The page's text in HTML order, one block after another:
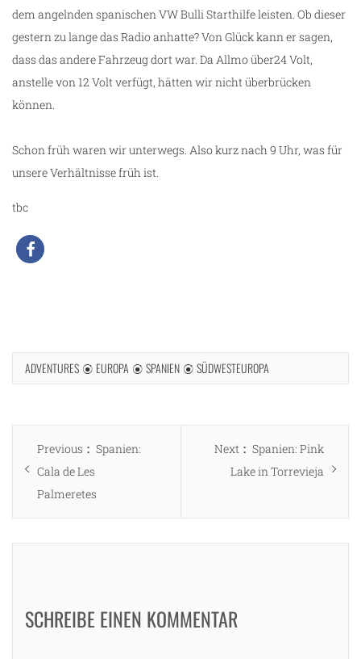
dem angelnden spanischen VW Bulli Starthilfe leisten. Ob dieser
gestern zu lange das Radio anhatte? Von Glück kann er sagen,
dass das andere Fahrzeug dort war. Da Allmo über24 Volt,
anstelle von 12 Volt verfügt, hätten wir nicht überbrücken
können.
Schon früh waren wir unterwegs. Also kurz nach 9 Uhr, was für
unsere Verhältnisse früh ist.
tbc
ADVENTURES EUROPA SPANIEN SÜDWESTEUROPA
Beitragsnavigation
Previous
Previous
Spanien:
Cala de Les
Palmeretes
Next
Next
post:
Spanien: Pink
Lake in Torrevieja
SCHREIBE EINEN KOMMENTAR